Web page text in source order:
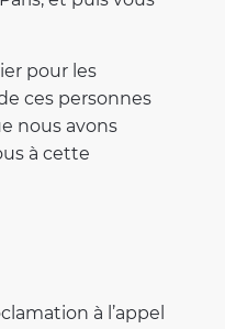
pour les
ces personnes
nous avons
à cette
à l’appel